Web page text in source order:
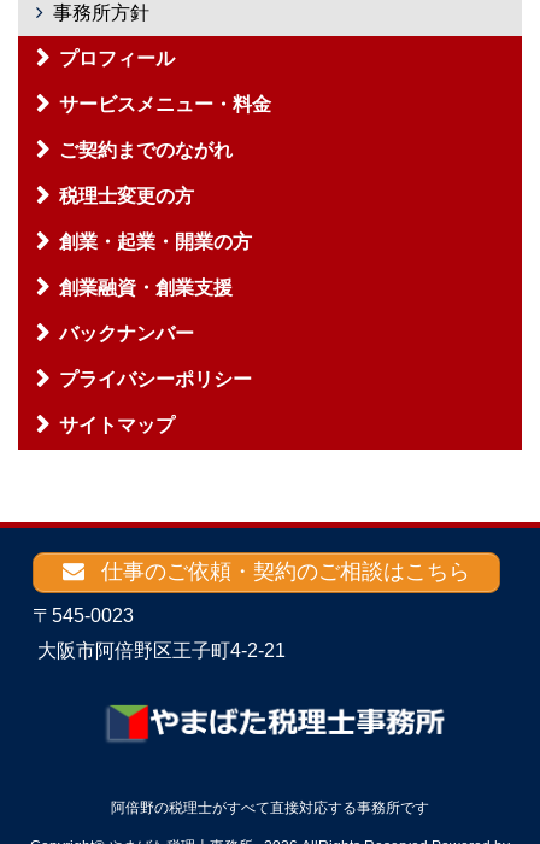
事務所方針
プロフィール
サービスメニュー・料金
ご契約までのながれ
税理士変更の方
創業・起業・開業の方
創業融資・創業支援
バックナンバー
プライバシーポリシー
サイトマップ
仕事のご依頼・契約のご相談はこちら
〒545-0023
大阪市阿倍野区王子町4-2-21
阿倍野の税理士がすべて直接対応する事務所です